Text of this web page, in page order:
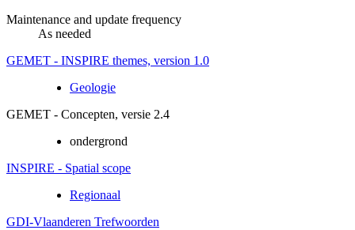
Maintenance and update frequency
As needed
GEMET - INSPIRE themes, version 1.0
Geologie
GEMET - Concepten, versie 2.4
ondergrond
INSPIRE - Spatial scope
Regionaal
GDI-Vlaanderen Trefwoorden